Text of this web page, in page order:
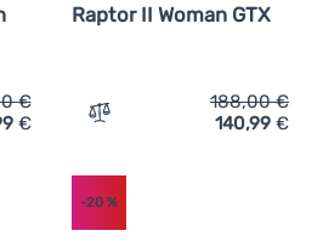
La Sportiva Ultra Raptor
€
€
Raptor II Woman GTX
Zum Vergleich
188,00€
140,99 €
-20%